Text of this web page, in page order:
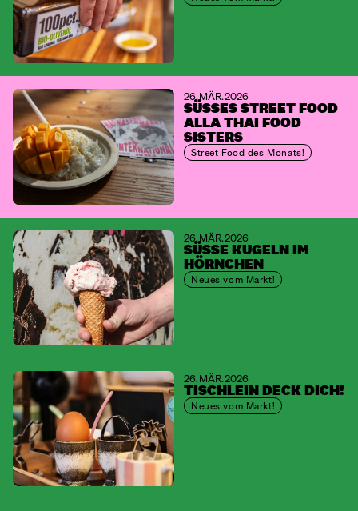
26. MÄR. 2026
SÜSSES STREET FOOD A
LLA THAI FOOD S
ISTERS
Street Food des Monats!
26. MÄR. 2026
SÜSSE KUGELN IM H
ÖRNCHEN
Neues vom Markt!
26. MÄR. 2026
TISCHLEIN DECK DICH!
Neues vom Markt!